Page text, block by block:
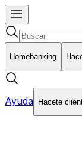
Homebanking
Ayuda Hacete